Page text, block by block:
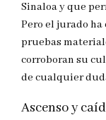
Sinaloa y que
Pero el jurado
pruebas
corroboran su
de cualquier
Ascenso y